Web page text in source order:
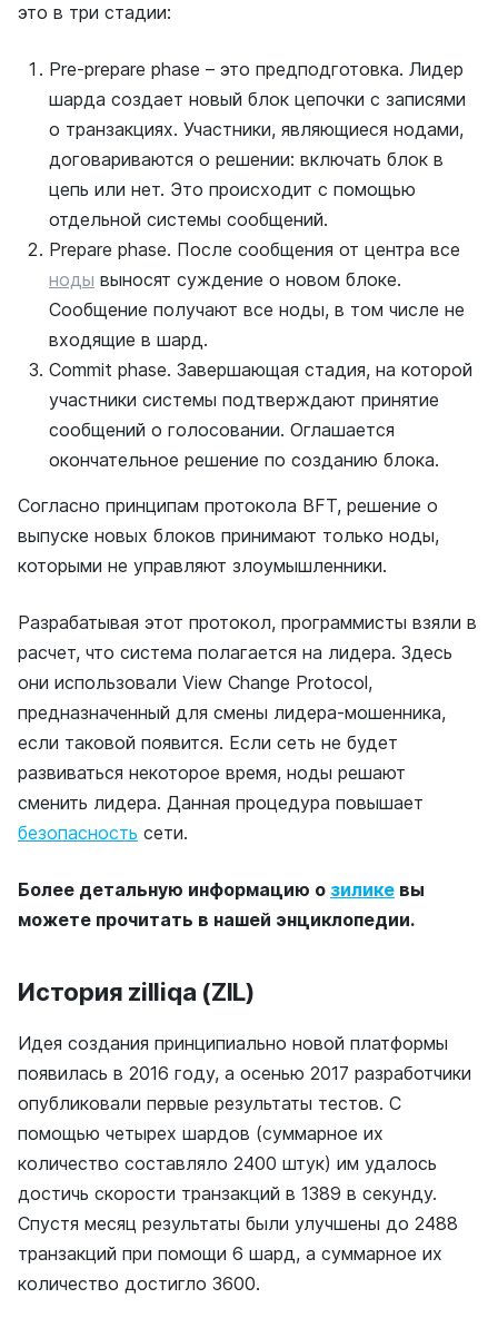
это в три стадии:
Pre-prepare phase – это предподготовка. Лидер
шарда создает новый блок цепочки с записями
о транзакциях. Участники, являющиеся нодами,
договариваются о решении: включать блок в
цепь или нет. Это происходит с помощью
отдельной системы сообщений.
Prepare phase. После сообщения от центра все
ноды выносят суждение о новом блоке.
Сообщение получают все ноды, в том числе не
входящие в шард.
Commit phase. Завершающая стадия, на которой
участники системы подтверждают принятие
сообщений о голосовании. Оглашается
окончательное решение по созданию блока.
Согласно принципам протокола BFT, решение о
выпуске новых блоков принимают только ноды,
которыми не управляют злоумышленники.
Разрабатывая этот протокол, программисты взяли в
расчет, что система полагается на лидера. Здесь
они использовали View Change Protocol,
предназначенный для смены лидера-мошенника,
если таковой появится. Если сеть не будет
развиваться некоторое время, ноды решают
сменить лидера. Данная процедура повышает
безопасность сети.
Более детальную информацию о зилике вы
можете прочитать в нашей энциклопедии.
История zilliqa (ZIL)
Идея создания принципиально новой платформы
появилась в 2016 году, а осенью 2017 разработчики
опубликовали первые результаты тестов. С
помощью четырех шардов (суммарное их
количество составляло 2400 штук) им удалось
достичь скорости транзакций в 1389 в секунду.
Спустя месяц результаты были улучшены до 2488
транзакций при помощи 6 шард, а суммарное их
количество достигло 3600.